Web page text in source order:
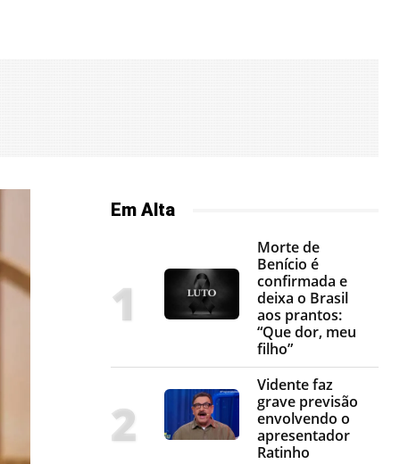
Em Alta
Morte de
Benício é
confirmada e
deixa o Brasil
aos prantos:
“Que dor, meu
filho”
Vidente faz
grave previsão
envolvendo o
apresentador
Ratinho